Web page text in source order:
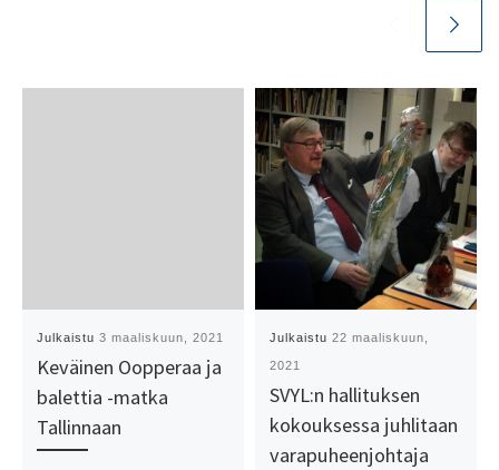
Julkaistu3 maaliskuun, 2021
Keväinen Oopperaa ja
balettia -matka
Tallinnaan
Julkaistu22 maaliskuun,
2021
SVYL:n hallituksen
kokouksessa juhlitaan
varapuheenjohtaja